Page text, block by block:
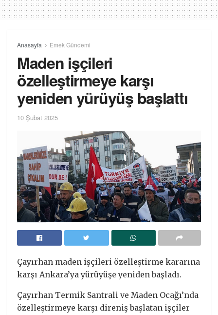
Anasayfa Emek Gündemi
Maden işçileri
özelleştirmeye karşı
yeniden yürüyüş başlattı
10 Şubat 2025
Çayırhan maden işçileri özelleştirme kararına
karşı Ankara’ya yürüyüşe yeniden başladı.
Çayırhan Termik Santrali ve Maden Ocağı’nda
özelleştirmeye karşı direniş başlatan işçiler